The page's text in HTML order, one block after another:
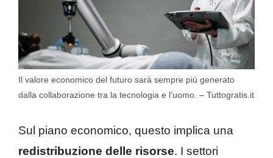
Il valore economico del futuro sarà sempre più generato
dalla collaborazione tra la tecnologia e l’uomo. – Tuttogratis.it
Sul piano economico, questo implica una
redistribuzione delle risorse. I settori